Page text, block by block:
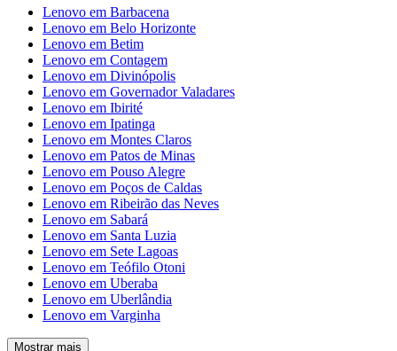
Lenovo em Barbacena
Lenovo em Belo Horizonte
Lenovo em Betim
Lenovo em Contagem
Lenovo em Divinópolis
Lenovo em Governador Valadares
Lenovo em Ibirité
Lenovo em Ipatinga
Lenovo em Montes Claros
Lenovo em Patos de Minas
Lenovo em Pouso Alegre
Lenovo em Poços de Caldas
Lenovo em Ribeirão das Neves
Lenovo em Sabará
Lenovo em Santa Luzia
Lenovo em Sete Lagoas
Lenovo em Teófilo Otoni
Lenovo em Uberaba
Lenovo em Uberlândia
Lenovo em Varginha
Mostrar mais